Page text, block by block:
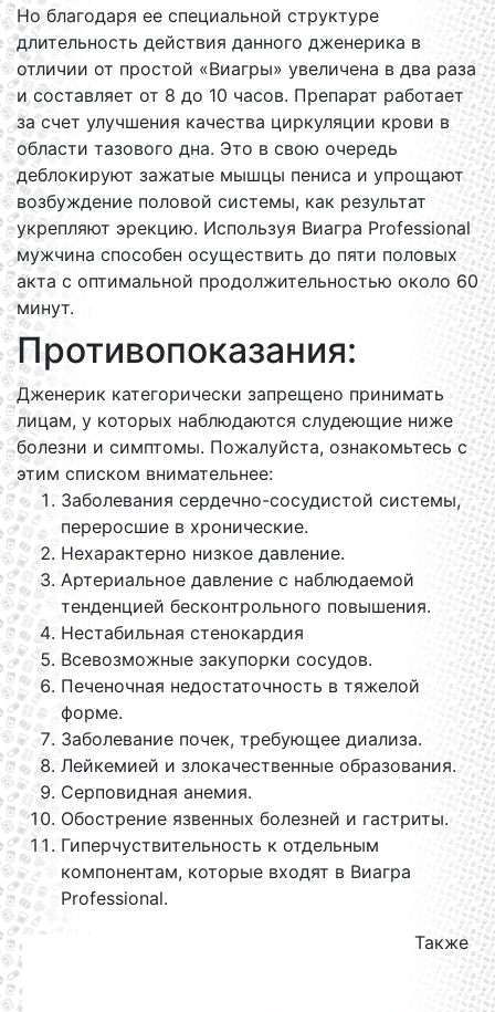
Но благодаря ее специальной структуре
длительность действия данного дженерика в
отличии от простой «Виагры» увеличена в два раза
и составляет от 8 до 10 часов. Препарат работает
за счет улучшения качества циркуляции крови в
области тазового дна. Это в свою очередь
деблокируют зажатые мышцы пениса и упрощают
возбуждение половой системы, как результат
укрепляют эрекцию. Используя Виагра Professional
мужчина способен осуществить до пяти половых
акта с оптимальной продолжительностью около 60
минут.
Противопоказания:
Дженерик категорически запрещено принимать
лицам, у которых наблюдаются слудеющие ниже
болезни и симптомы. Пожалуйста, ознакомьтесь с
этим списком внимательнее:
Заболевания сердечно-сосудистой системы,
переросшие в хронические.
Нехарактерно низкое давление.
Артериальное давление с наблюдаемой
тенденцией бесконтрольного повышения.
Нестабильная стенокардия
Всевозможные закупорки сосудов.
Печеночная недостаточность в тяжелой
форме.
Заболевание почек, требующее диализа.
Лейкемией и злокачественные образования.
Серповидная анемия.
Обострение язвенных болезней и гастриты.
Гиперчуствительность к отдельным
компонентам, которые входят в Виагра
Professional.
Также